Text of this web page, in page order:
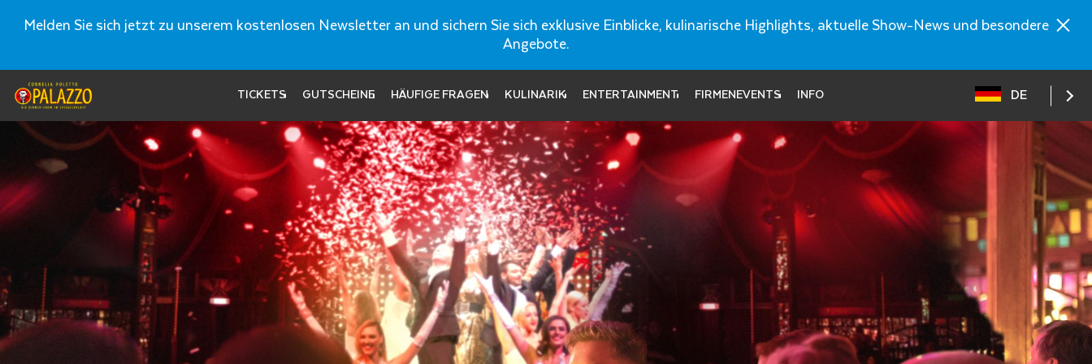
Melden Sie sich jetzt zu unserem kostenlosen Newsletter an und sichern Sie sich exklusive Einblicke, kulinarische Highlights, aktuelle Show-News und besondere
Angebote.
TICKETS GUTSCHEINE HÄUFIGE FRAGEN KULINARIK ENTERTAINMENT FIRMENEVENTS INFO DE